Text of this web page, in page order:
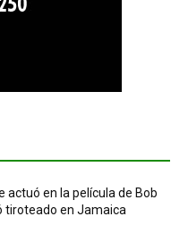
actuó en la película de Bob
tiroteado en Jamaica